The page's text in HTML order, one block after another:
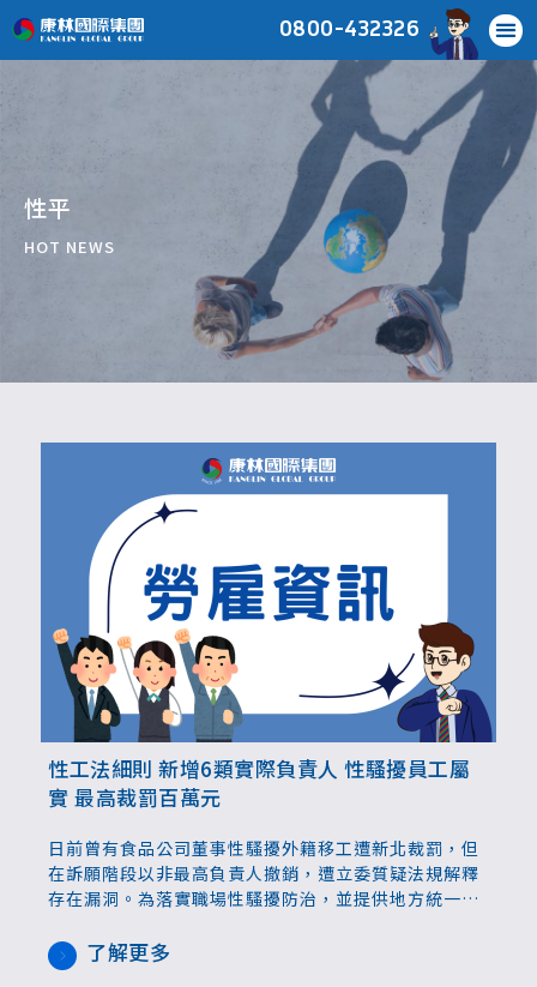
0800-432326
性平
HOT NEWS
性工法細則 新增6類實際負責人 性騷擾員工屬
實 最高裁罰百萬元
日前曾有食品公司董事性騷擾外籍移工遭新北裁罰，但
在訴願階段以非最高負責人撤銷，遭立委質疑法規解釋
存在漏洞。為落實職場性騷擾防治，並提供地方統一認
則，補充解釋《性工法》所定的「最高負責人」，明確
6類「與代表人職務相當之人」若有性騷擾行為，與對
了解更多